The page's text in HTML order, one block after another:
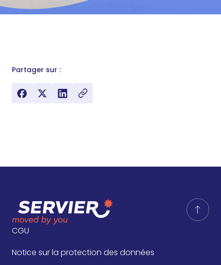
Partager sur :
CGU
Notice sur la protection des données